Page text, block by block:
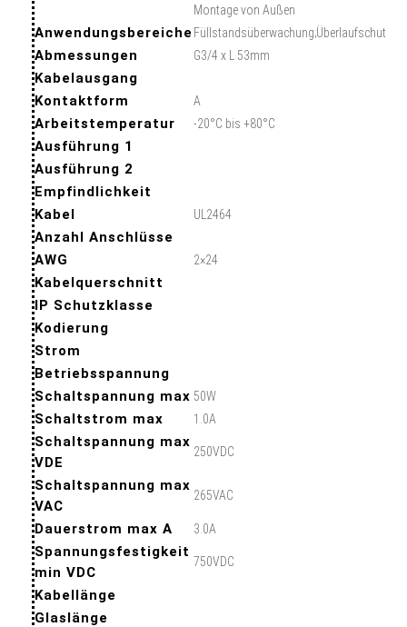
Montage von Außen
Anwendungsbereiche
Abmessungen G3/4 x L 53mm
Kabelausgang
Kontaktform
A
Arbeitstemperatur -20°C bis +80°C
Ausführung 1
Ausführung 2
Empfindlichkeit
Kabel
UL2464
Anzahl Anschlüsse
AWG
2×24
Kabelquerschnitt
IP Schutzklasse
Kodierung
Strom
Betriebsspannung
Schaltspannung max 50W
Schaltstrom max 1.0A
Schaltspannung max
VDE
250VDC
Schaltspannung max
VAC
265VAC
Dauerstrom max A 3.0A
Spannungsfestigkeit
min VDC
750VDC
Kabellänge
Glaslänge